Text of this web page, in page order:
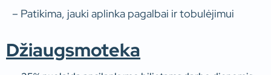
– Patikima, jauki aplinka pagalbai ir tobulėjimui
Džiaugsmoteka